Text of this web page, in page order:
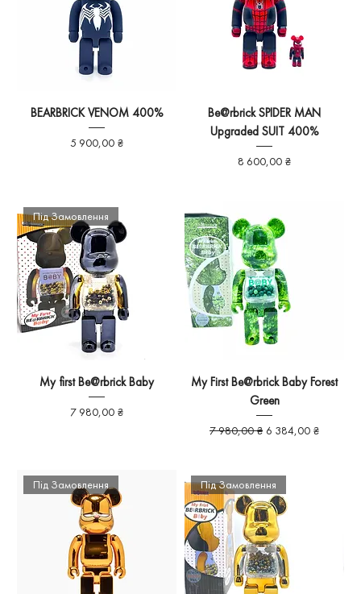
BEARBRICK VENOM 400%
Ціна
5 900,00 ₴
Be@rbrick SPIDER MAN
Upgraded SUIT 400%
Ціна
8 600,00 ₴
Під Замовлення
My first Be@rbrick Baby
Ціна
7 980,00 ₴
My First Be@rbrick Baby Forest
Green
Звичайна ціна
7 980,00 ₴ За розпродажем
6 384,00 ₴
Під Замовлення Під Замовлення